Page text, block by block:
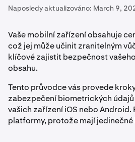
Naposledy aktualizováno: March 9,
Vaše mobilní zařízení obsahuje
což jej může učinit zranitelným
klíčové zajistit bezpečnost
obsahu.
Tento průvodce vás provede
zabezpečení biometrických údajů
vašich zařízení iOS nebo Android.
platformy, protože mají